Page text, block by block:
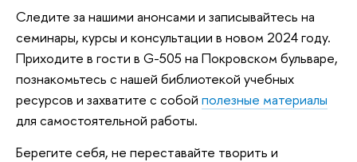
Следите за нашими анонсами и записывайтесь на
семинары, курсы и консультации в новом 2024 году.
Приходите в гости в G-505 на Покровском бульваре,
познакомьтесь с нашей библиотекой учебных
ресурсов и захватите с собой полезные материалы
для самостоятельной работы.
Берегите себя, не переставайте творить и